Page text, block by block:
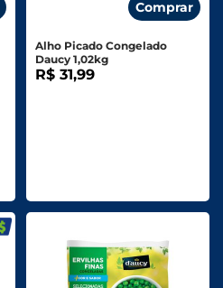
Comprar
Alho Picado Congelado
Daucy 1,02kg
R$ 31,99